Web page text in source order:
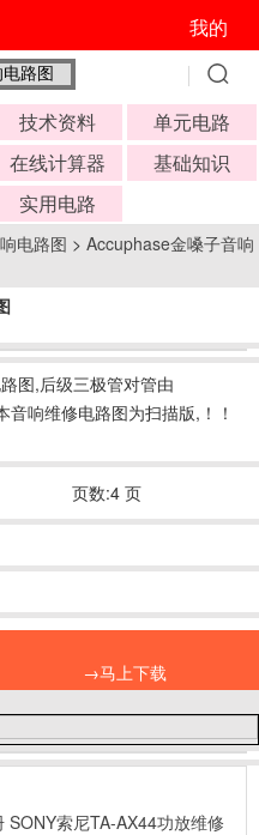
我的
技术资料
单元电路
在线计算器
基础知识
实用电路
电路图 > Accuphase金嗓子音响
图,后级三极管对管由
响维修电路图为扫描版,！！
页数:4 页
→马上下载
SONY索尼TA-AX44功放维修